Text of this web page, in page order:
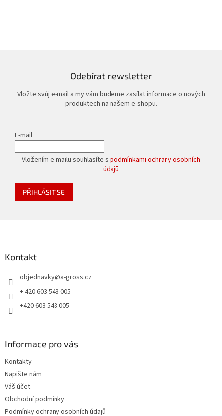
Odebírat newsletter
Vložte svůj e-mail a my vám budeme zasílat informace o nových
produktech na našem e-shopu.
E-mail
Vložením e-mailu souhlasíte s podmínkami ochrany osobních
údajů
PŘIHLÁSIT SE
Kontakt
objednavky@a-gross.cz
+ 420 603 543 005
+420 603 543 005
Informace pro vás
Kontakty
Napište nám
Váš účet
Obchodní podmínky
Podmínky ochrany osobních údajů